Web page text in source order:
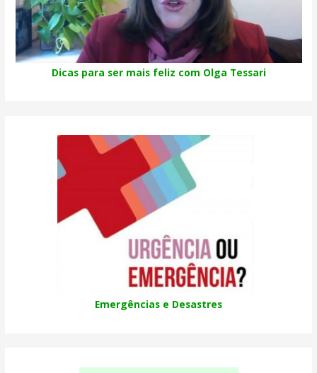
Dicas para ser mais feliz com Olga Tessari
Emergências e Desastres